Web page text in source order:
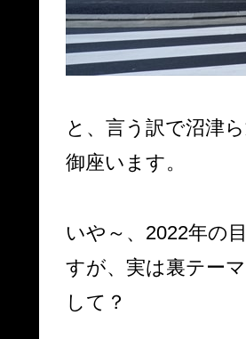
と、言う訳で沼津
御座います。
いや～、2022年の
すが、実は裏テー
して？